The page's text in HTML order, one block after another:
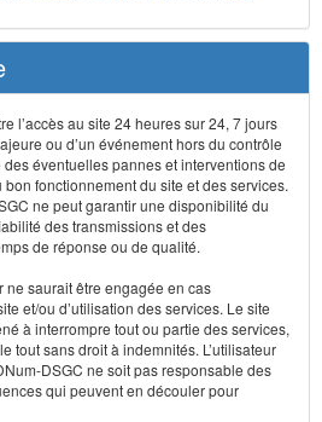
l’accès au site 24 heures sur 24, 7 jours
ou d’un événement hors du contrôle
éventuelles pannes et interventions de
fonctionnement du site et des services.
ne peut garantir une disponibilité du
des transmissions et des
de réponse ou de qualité.
ne saurait être engagée en cas
et/ou d’utilisation des services. Le site
à interrompre tout ou partie des services,
tout sans droit à indemnités. L’utilisateur
DSGC ne soit pas responsable des
qui peuvent en découler pour